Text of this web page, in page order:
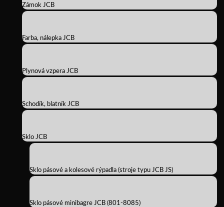
Zámok JCB
Farba, nálepka JCB
Plynová vzpera JCB
Schodík, blatník JCB
Sklo JCB
Sklo pásové a kolesové rýpadla (stroje typu JCB JS)
Sklo pásové minibagre JCB (801-8085)